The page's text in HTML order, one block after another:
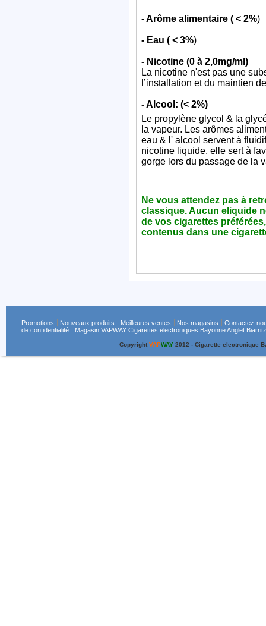
- Arôme alimentaire ( < 2%)
- Eau ( < 3%)
- Nicotine (0 à 2,0mg/ml)
La nicotine n'est pas une
l’installation et du maintien
- Alcool: (< 2%)
Le propylène glycol & la
la vapeur. Les arômes
eau & l' alcool servent à
nicotine liquide, elle sert à
gorge lors du passage de la
Ne vous attendez pas à
classique. Aucun eliquide
de vos cigarettes
contenus dans une
Promotions Nouveaux produits Meilleures ventes Nos magasins
Contactez-
de confidentialité
Magasin VAPWAY Cigarettes electroniques Bayonne Anglet
Copyright VAPWAY2012 - Cigarette electronique